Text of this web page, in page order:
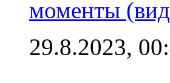
моменты
29.8.2023,